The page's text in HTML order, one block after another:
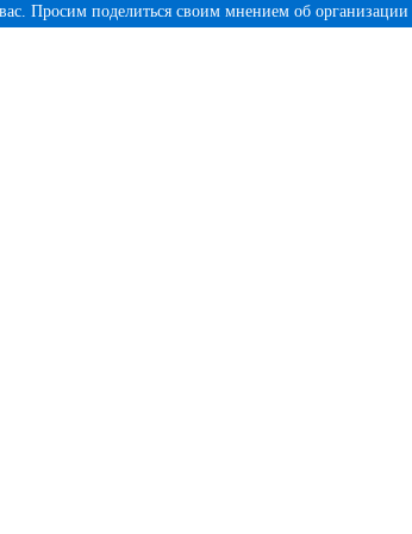
Просим поделиться своим мнением об организации